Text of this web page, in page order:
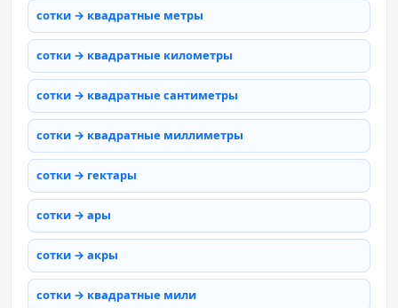
сотки → квадратные метры
сотки → квадратные километры
сотки → квадратные сантиметры
сотки → квадратные миллиметры
сотки → гектары
сотки → ары
сотки → акры
сотки → квадратные мили